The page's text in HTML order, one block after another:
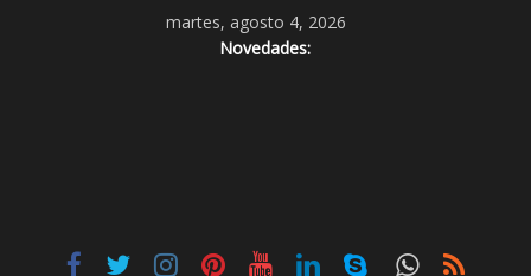
martes, agosto 4, 2026
Novedades: